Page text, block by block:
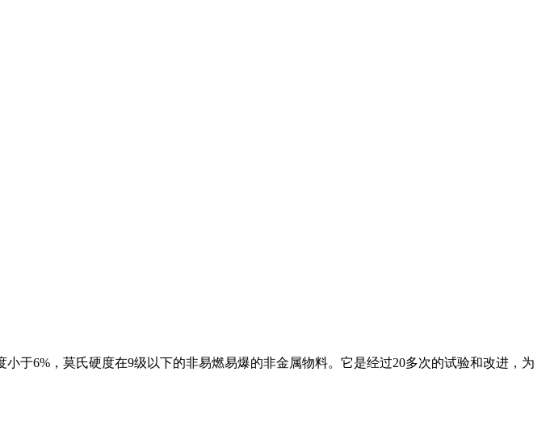
于6%，莫氏硬度在9级以下的非易燃易爆的非金属物料。它是经过20多次的试验和改进，为